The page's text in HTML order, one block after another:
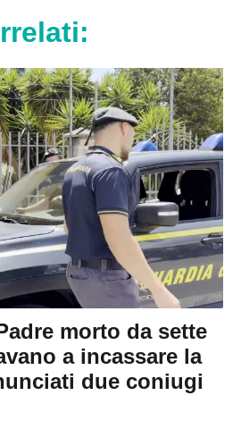
morto da sette
a incassare la
due coniugi